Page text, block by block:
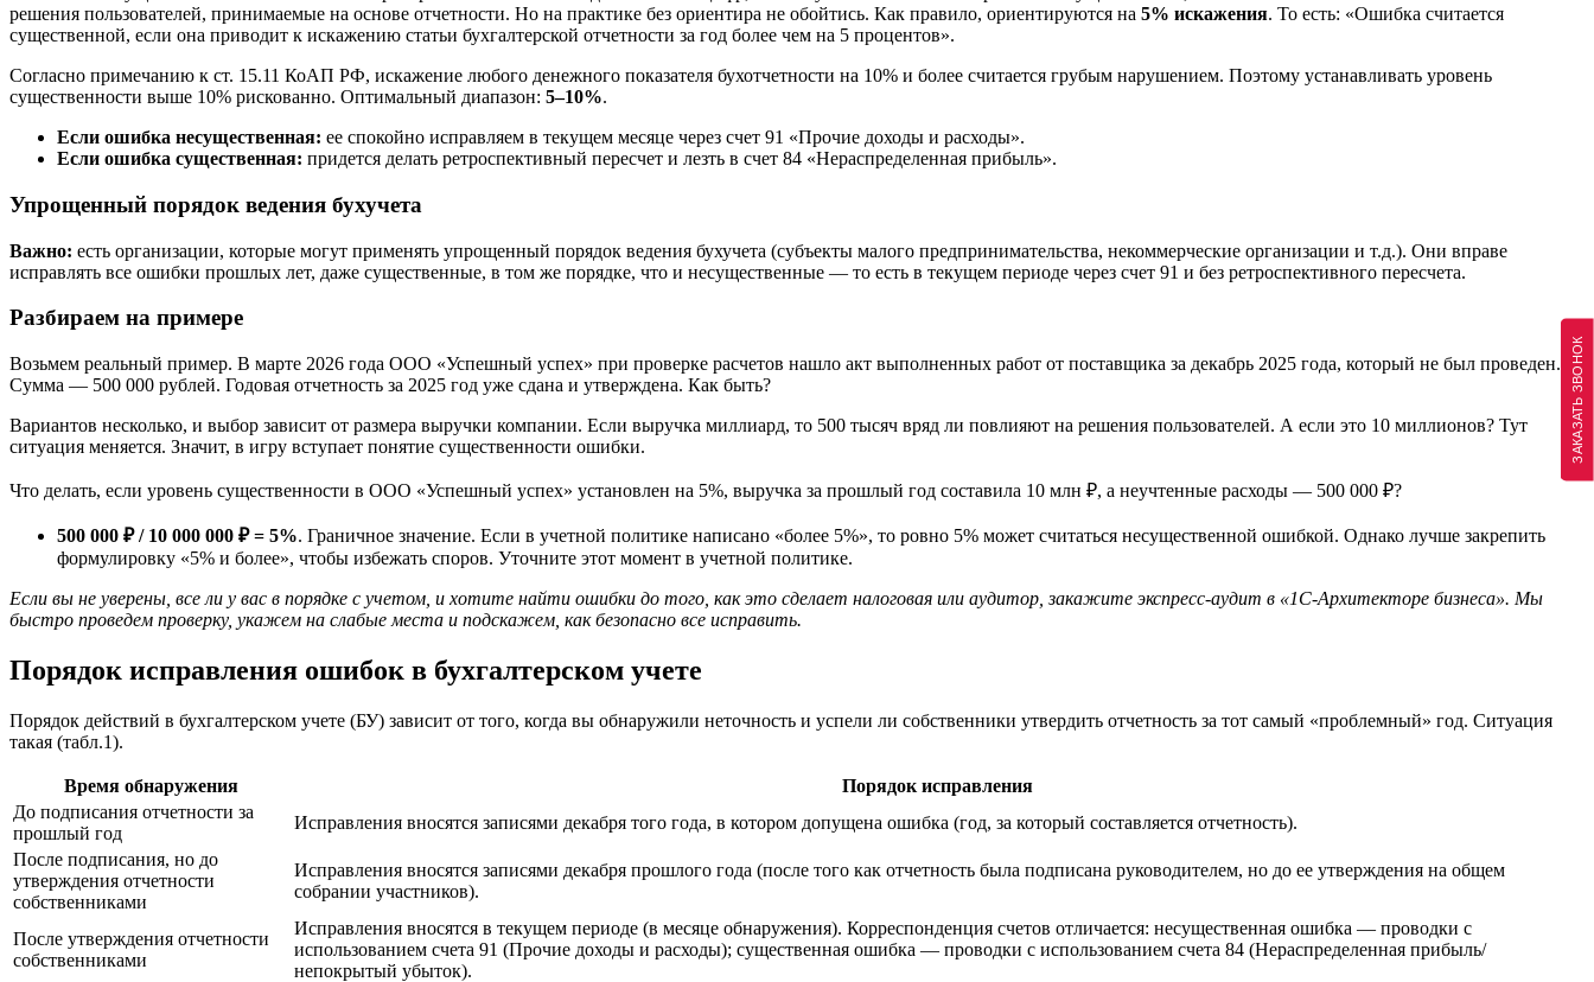
решения пользователей, принимаемые на основе отчетности. Но на практике без ориентира не обойтись. Как правило, ориентируются на 5% искажения. То есть: «Ошибка считается
существенной, если она приводит к искажению статьи бухгалтерской отчетности за год более чем на 5 процентов».
Согласно примечанию к ст. 15.11 КоАП РФ, искажение любого денежного показателя бухотчетности на 10% и более считается грубым нарушением. Поэтому устанавливать уровень
существенности выше 10% рискованно. Оптимальный диапазон: 5–10%.
Если ошибка несущественная: ее спокойно исправляем в текущем месяце через счет 91 «Прочие доходы и расходы».
Если ошибка существенная: придется делать ретроспективный пересчет и лезть в счет 84 «Нераспределенная прибыль».
Упрощенный порядок ведения бухучета
Важно: есть организации, которые могут применять упрощенный порядок ведения бухучета (субъекты малого предпринимательства, некоммерческие организации и т.д.). Они вправе
исправлять все ошибки прошлых лет, даже существенные, в том же порядке, что и несущественные — то есть в текущем периоде через счет 91 и без ретроспективного пересчета.
Разбираем на примере
Возьмем реальный пример. В марте 2026 года ООО «Успешный успех» при проверке расчетов нашло акт выполненных работ от поставщика за декабрь 2025 года, который не был проведен.
Сумма — 500 000 рублей. Годовая отчетность за 2025 год уже сдана и утверждена. Как быть?
Вариантов несколько, и выбор зависит от размера выручки компании. Если выручка миллиард, то 500 тысяч вряд ли повлияют на решения пользователей. А если это 10 миллионов? Тут
ситуация меняется. Значит, в игру вступает понятие существенности ошибки.
Что делать, если уровень существенности в ООО «Успешный успех» установлен на 5%, выручка за прошлый год составила 10 млн ₽, а неучтенные расходы — 500 000 ₽?
500 000 ₽ / 10 000 000 ₽ = 5%. Граничное значение. Если в учетной политике написано «более 5%», то ровно 5% может считаться несущественной ошибкой. Однако лучше закрепить
формулировку «5% и более», чтобы избежать споров. Уточните этот момент в учетной политике.
Если вы не уверены, все ли у вас в порядке с учетом, и хотите найти ошибки до того, как это сделает налоговая или аудитор, закажите экспресс-аудит в «1С-Архитекторе бизнеса». Мы
быстро проведем проверку, укажем на слабые места и подскажем, как безопасно все исправить.
Порядок исправления ошибок в бухгалтерском учете
Порядок действий в бухгалтерском учете (БУ) зависит от того, когда вы обнаружили неточность и успели ли собственники утвердить отчетность за тот самый «проблемный» год. Ситуация
такая (табл.1).
Время обнаружения
Порядок исправления
До подписания отчетности за
прошлый год
Исправления вносятся записями декабря того года, в котором допущена ошибка (год, за который составляется отчетность).
После подписания, но до
утверждения отчетности
собственниками
Исправления вносятся записями декабря прошлого года (после того как отчетность была подписана руководителем, но до ее утверждения на общем
собрании участников).
После утверждения отчетности
собственниками
Исправления вносятся в текущем периоде (в месяце обнаружения). Корреспонденция счетов отличается: несущественная ошибка — проводки с
использованием счета 91 (Прочие доходы и расходы); существенная ошибка — проводки с использованием счета 84 (Нераспределенная прибыль/
непокрытый убыток).
ЗАКАЗАТЬ ЗВОНОК